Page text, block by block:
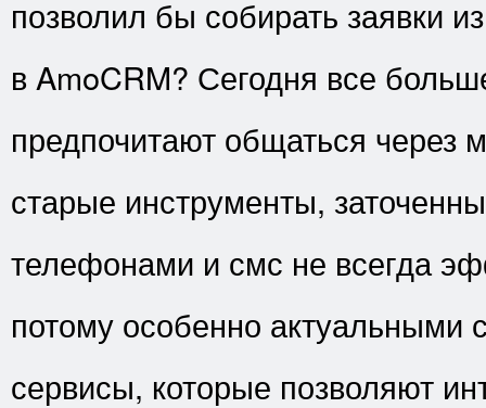
позволил бы собирать заявки
в AmoCRM? Сегодня все
предпочитают общаться через
старые инструменты,
телефонами и смс не всегда
потому особенно актуальными
сервисы, которые позволяют